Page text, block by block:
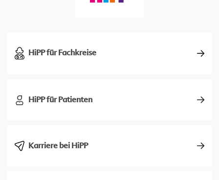
HiPP für Fachkreise
HiPP für Patienten
Karriere bei HiPP